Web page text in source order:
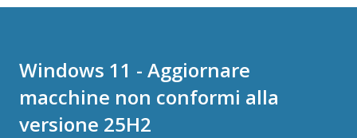
Windows 11 - Aggiornare
macchine non conformi alla
versione 25H2